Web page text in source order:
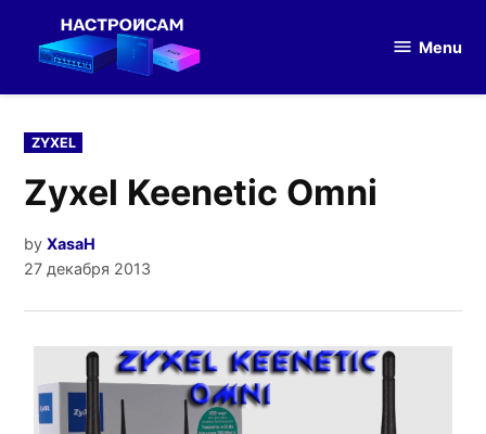
оборудования
Menu
POSTED
IN
ZYXEL
Zyxel Keenetic Omni
by XasaH
27 декабря 2013